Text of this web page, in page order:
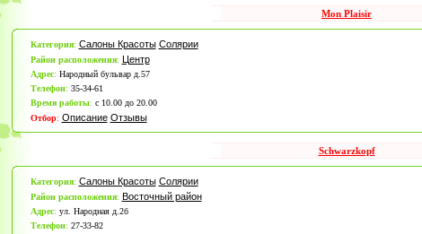
Mon Plaisir
Категория: Салоны Красоты Солярии
Район расположения: Центр
Адрес: Народный бульвар д.57
Телефон: 35-34-61
Время работы: с 10.00 до 20.00
Отбор: Описание Отзывы
Schwarzkopf
Категория: Салоны Красоты Солярии
Район расположения: Восточный район
Адрес: ул. Народная д.2б
Телефон: 27-33-82